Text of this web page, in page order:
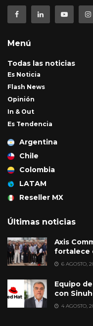
Menú
Todas las noticias
Es Noticia
Flash News
Opinión
In & Out
Es Tendencia
Argentina
Chile
Colombia
LATAM
Reseller MX
Últimas noticias
Axis
fortalece
6 AGOSTO,
Equipo
con
4 AGOSTO,